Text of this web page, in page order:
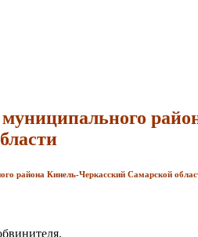
муниципального
района Кинель-Черкасский Самарской